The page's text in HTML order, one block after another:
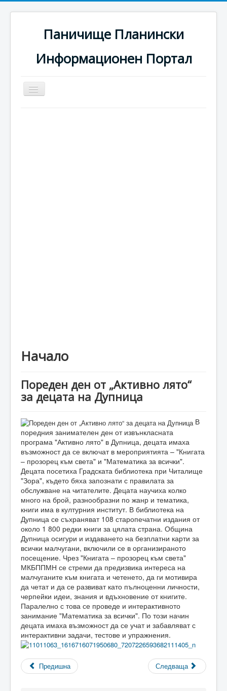
Паничище Планински
Информационен Портал
Превключи
навигация
Начало
Пореден ден от „Активно лято“
за децата на Дупница
В
поредния занимателен ден от извънкласната
програма "Активно лято" в Дупница, децата имаха
възможност да се включат в мероприятията – "Книгата
– прозорец към света" и "Математика за всички".
Децата посетиха Градската библиотека при Читалище
"Зора", където бяха запознати с правилата за
обслужване на читателите. Децата научиха колко
много на брой, разнообразни по жанр и тематика,
книги има в културния институт. В библиотека на
Дупница се съхраняват 108 старопечатни издания от
около 1 800 редки книги за цялата страна. Община
Дупница осигури и издаването на безплатни карти за
всички малчугани, включили се в организираното
посещение. Чрез "Книгата – прозорец към света"
МКБППМН се стреми да предизвика интереса на
малчуганите към книгата и четенето, да ги мотивира
да четат и да се развиват като пълноценни личности,
черпейки идеи, знания и вдъхновение от книгите.
Паралелно с това се проведе и интерактивното
занимание "Математика за всички". По този начин
децата имаха възможност да се учат и забавляват с
интерактивни задачи, тестове и упражнения.
Предишна Следваща